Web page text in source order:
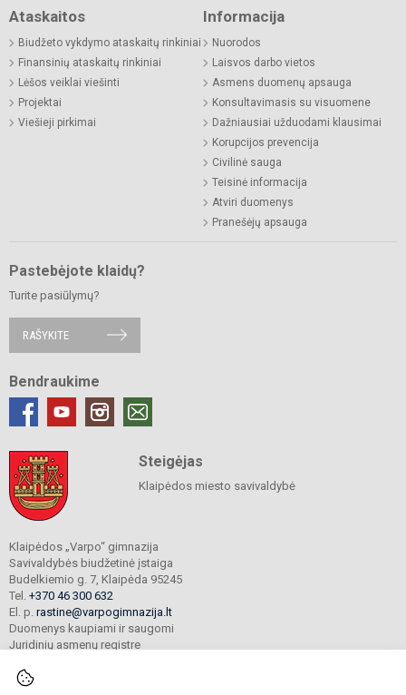
Ataskaitos
Biudžeto vykdymo ataskaitų rinkiniai
Finansinių ataskaitų rinkiniai
Lėšos veiklai viešinti
Projektai
Viešieji pirkimai
Informacija
Nuorodos
Laisvos darbo vietos
Asmens duomenų apsauga
Konsultavimasis su visuomene
Dažniausiai užduodami klausimai
Korupcijos prevencija
Civilinė sauga
Teisinė informacija
Atviri duomenys
Pranešėjų apsauga
Pastebėjote klaidų?
Turite pasiūlymų?
RAŠYKITE
Bendraukime
Steigėjas
Klaipėdos miesto savivaldybė
Klaipėdos „Varpo“ gimnazija
Savivaldybės biudžetinė įstaiga
Budelkiemio g. 7, Klaipėda 95245
Tel. +370 46 300 632
El. p. rastine@varpogimnazija.lt
Duomenys kaupiami ir saugomi
Juridinių asmenų registre